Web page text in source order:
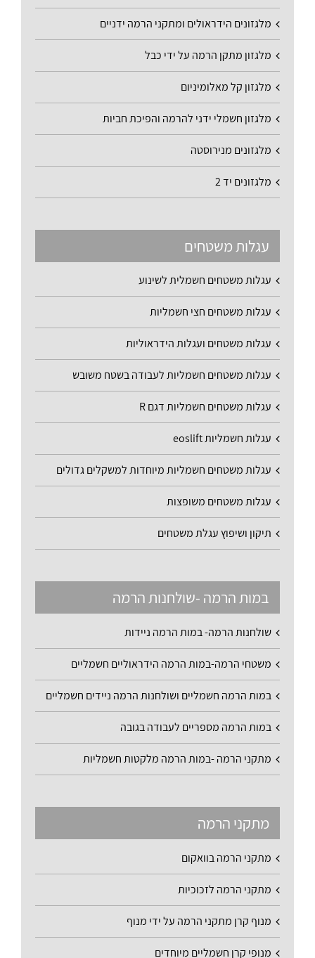
מלגזונים הידראולים ומתקני הרמה ידניים
מלגזון מתקן הרמה על ידי כבל
מלגזון קל מאלומיניום
מלגזון חשמלי ידני להרמה והפיכת חביות
מלגזונים מנירוסטה
מלגזונים יד 2
עגלות משטחים
עגלות משטחים חשמלית לשינוע
עגלות משטחים חצי חשמליות
עגלות משטחים ועגלות הידראוליות
עגלות משטחים חשמליות לעבודה בשטח משובש
עגלות משטחים חשמליות דגם R
עגלות חשמליות eoslift
עגלות משטחים חשמליות מיוחדות למשקלים גדולים
עגלות משטחים משופצות
תיקון ושיפוץ עגלת משטחים
במות הרמה -שולחנות הרמה
שולחנות הרמה- במות הרמה ניידות
משטחי הרמה-במות הרמה הידראוליים חשמליים
במות הרמה חשמליים ושולחנות הרמה ניידים חשמליים
במות הרמה מספריים לעבודה בגובה
מתקני הרמה -במות הרמה מלקטות חשמליות
מתקני הרמה
מתקני הרמה בוואקום
מתקני הרמה לזכוכיות
מנוף קרן מתקני הרמה על ידי מנוף
מנופי קרן חשמליים מיוחדים